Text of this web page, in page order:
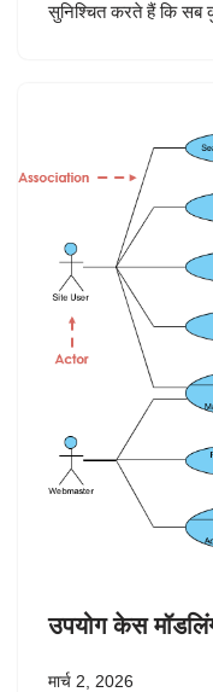
सुनिश्चित करते हैं कि सब
उपयोग केस
मार्च 2, 2026